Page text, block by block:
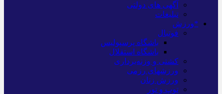
آگهی های دولتی
تبلیغات
*ورزش
فوتبال
باشگاه پرسپولیس
باشگاه استقلال
کشتی و وزنه‌برداری
ورزشهای رزمی
ورزش زنان
توپ و تور